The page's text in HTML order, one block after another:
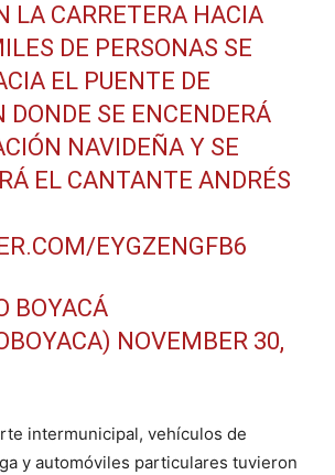
LA CARRETERA HACIA
DE PERSONAS SE
EL PUENTE DE
DONDE SE ENCENDERÁ
NAVIDEÑA Y SE
EL CANTANTE ANDRÉS
EYGZENGFB6
BOYACÁ
NOVEMBER 30,
intermunicipal, vehículos de
y automóviles particulares tuvieron